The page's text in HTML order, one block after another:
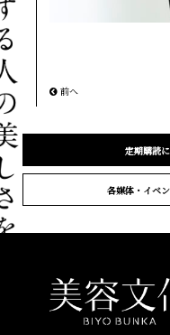
前へ
定期購読
各媒体・イベ